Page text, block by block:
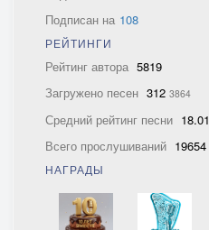
Подписан на 108
РЕЙТИНГИ
Рейтинг автора 5819
Загружено песен 312 3864
Средний рейтинг песни 18.01
Всего прослушиваний 19654
НАГРАДЫ